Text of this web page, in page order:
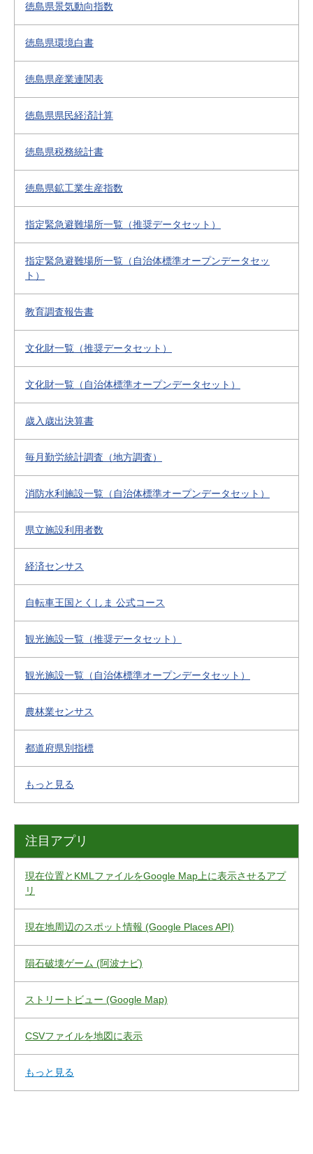
徳島県景気動向指数
徳島県環境白書
徳島県産業連関表
徳島県県民経済計算
徳島県税務統計書
徳島県鉱工業生産指数
指定緊急避難場所一覧（推奨データセット）
指定緊急避難場所一覧（自治体標準オープンデータセッ
ト）
教育調査報告書
文化財一覧（推奨データセット）
文化財一覧（自治体標準オープンデータセット）
歳入歳出決算書
毎月勤労統計調査（地方調査）
消防水利施設一覧（自治体標準オープンデータセット）
県立施設利用者数
経済センサス
自転車王国とくしま 公式コース
観光施設一覧（推奨データセット）
観光施設一覧（自治体標準オープンデータセット）
農林業センサス
都道府県別指標
もっと見る
注目アプリ
現在位置とKMLファイルをGoogle Map上に表示させるアプ
リ
現在地周辺のスポット情報 (Google Places API)
隕石破壊ゲーム (阿波ナビ)
ストリートビュー (Google Map)
CSVファイルを地図に表示
もっと見る